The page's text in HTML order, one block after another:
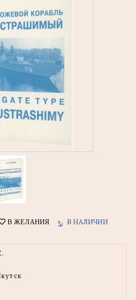
В ЖЕЛАНИЯ В НАЛИЧИИ